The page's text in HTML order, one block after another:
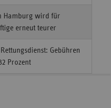
Hamburg wird für
erneut teurer
Gebühren
Prozent